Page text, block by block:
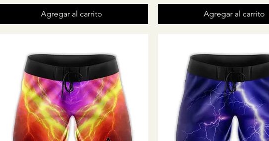
Agregar al carrito Agregar al carrito